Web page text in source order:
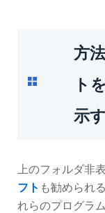
方
ト
示
上のフォルダ非
フト も勧められ
れらのプログラ